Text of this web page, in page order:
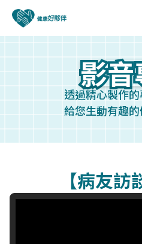
影
影
透過精心製作
給您生動有趣
【病友訪